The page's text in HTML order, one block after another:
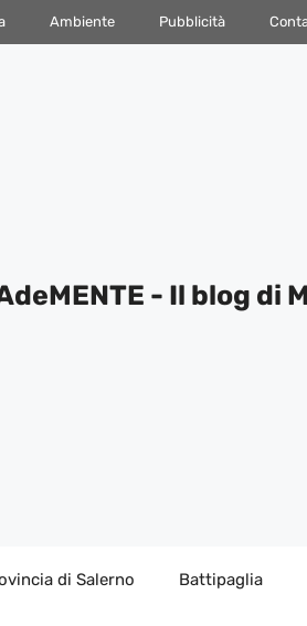
Ambiente Pubblicità
- Il blog di
di Salerno Battipaglia